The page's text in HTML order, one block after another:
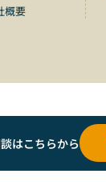
概要
はこちらから